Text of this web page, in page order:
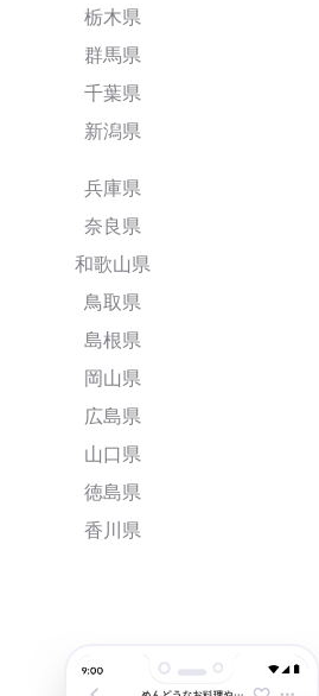
栃木県
群馬県
千葉県
新潟県
兵庫県
奈良県
和歌山県
鳥取県
島根県
岡山県
広島県
山口県
徳島県
香川県